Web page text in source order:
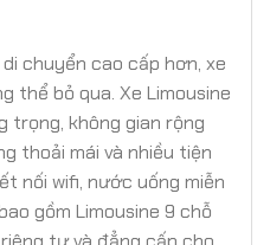
chuyển cao cấp hơn, xe
thể bỏ qua. Xe Limousine
không gian rộng
thoải mái và nhiều tiện
nối wifi, nước uống miễn
gồm Limousine 9 chỗ